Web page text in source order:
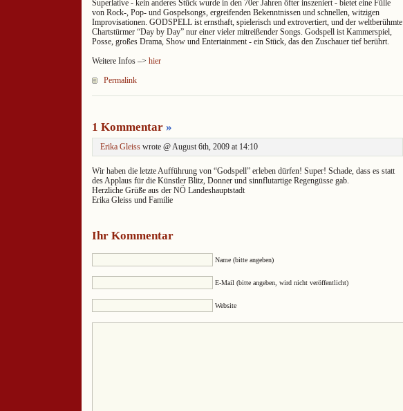
Superlative - kein anderes Stück wurde in den 70er Jahren öfter inszeniert - bietet eine Fülle
von Rock-, Pop- und Gospelsongs, ergreifenden Bekenntnissen und schnellen, witzigen
Improvisationen. GODSPELL ist ernsthaft, spielerisch und extrovertiert, und der weltberühmte
Chartstürmer “Day by Day” nur einer vieler mitreißender Songs. Godspell ist Kammerspiel,
Posse, großes Drama, Show und Entertainment - ein Stück, das den Zuschauer tief berührt.
Weitere Infos –> hier
Permalink
1 Kommentar »
Erika Gleiss wrote @ August 6th, 2009 at 14:10
Wir haben die letzte Aufführung von “Godspell” erleben dürfen! Super! Schade, dass es statt
des Applaus für die Künstler Blitz, Donner und sinnflutartige Regengüsse gab.
Herzliche Grüße aus der NÖ Landeshauptstadt
Erika Gleiss und Familie
Ihr Kommentar
Name (bitte angeben)
E-Mail (bitte angeben, wird nicht veröffentlicht)
Website